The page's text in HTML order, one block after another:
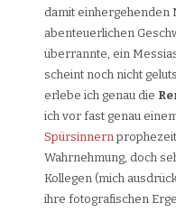
damit einhergehenden
abenteuerlichen
überrannte, ein
scheint noch nicht
erlebe ich genau die
ich vor fast genau
Spürsinnern
Wahrnehmung, doch
Kollegen (mich
ihre fotografischen